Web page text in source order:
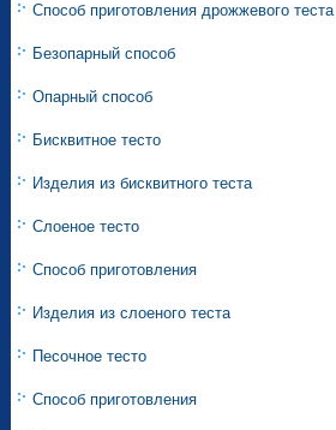
Способ приготовления дрожжевого теста
Безопарный способ
Опарный способ
Бисквитное тесто
Изделия из бисквитного теста
Слоеное тесто
Способ приготовления
Изделия из слоеного теста
Песочное тесто
Способ приготовления